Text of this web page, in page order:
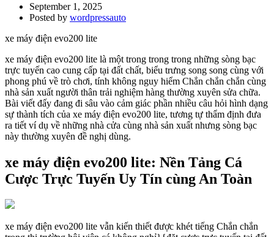
September 1, 2025
Posted by wordpressauto
xe máy điện evo200 lite
xe máy điện evo200 lite là một trong trong trong những sòng bạc
trực tuyến cao cung cấp tại đất chất, biểu trưng song song cùng với
phong phú về trò chơi, tính không nguy hiểm Chắn chắn chắn cùng
nhà sản xuất người thân trải nghiệm hàng thường xuyên sửa chữa.
Bài viết đấy đang đi sâu vào cảm giác phần nhiều câu hỏi hình dạng
sự thành tích của xe máy điện evo200 lite, tương tự thẩm định đưa
ra tiết ví dụ về những nhà cửa cùng nhà sản xuất nhưng sòng bạc
này thường xuyên đề nghị dùng.
xe máy điện evo200 lite: Nền Tảng Cá
Cược Trực Tuyến Uy Tín cùng An Toàn
xe máy điện evo200 lite vẫn kiến thiết được khét tiếng Chắn chắn